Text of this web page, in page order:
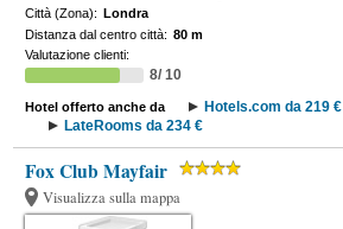
Città (Zona): Londra
Distanza dal centro città: 80 m
Valutazione clienti:
8/ 10
Hotel offerto anche da
Hotels.com da 219 €
LateRooms da 234 €
Fox Club Mayfair
Visualizza sulla mappa